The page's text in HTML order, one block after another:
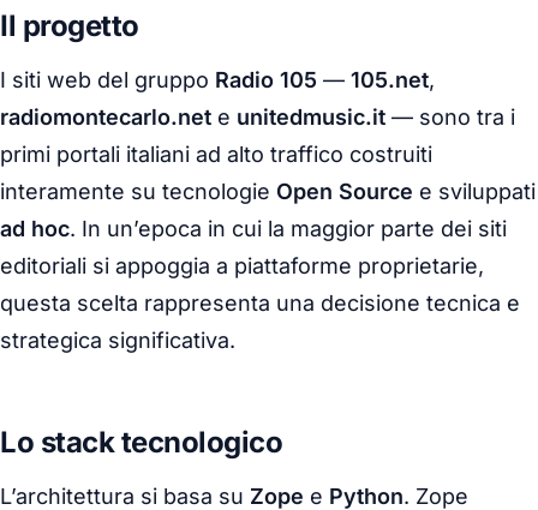
Il progetto
I siti web del gruppo Radio 105 — 105.net,
radiomontecarlo.net e unitedmusic.it — sono tra i
primi portali italiani ad alto traffico costruiti
interamente su tecnologie Open Source e sviluppati
ad hoc. In un’epoca in cui la maggior parte dei siti
editoriali si appoggia a piattaforme proprietarie,
questa scelta rappresenta una decisione tecnica e
strategica significativa.
Lo stack tecnologico
L’architettura si basa su Zope e Python. Zope